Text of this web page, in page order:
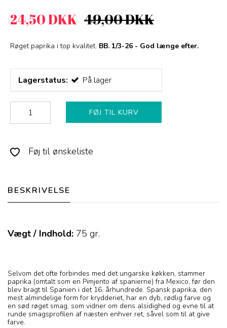
24,50 DKK 49,00 DKK
Røget paprika i top kvalitet. BB. 1/3-26 - God længe efter.
Lagerstatus: På lager
FØJ TIL KURV
Føj til ønskeliste
BESKRIVELSE
Vægt / Indhold: 75 gr.
Selvom det ofte forbindes med det ungarske køkken, stammer
paprika (omtalt som en Pimjento af spanierne) fra Mexico, før den
blev bragt til Spanien i det 16. århundrede. Spansk paprika, den
mest almindelige form for krydderiet, har en dyb, rødlig farve og
en sød røget smag, som vidner om dens alsidighed og evne til at
runde smagsprofilen af ​​næsten enhver ret, såvel som til at give
farve.